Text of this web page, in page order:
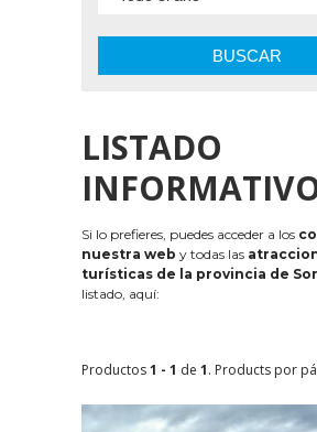
BUSCAR
LISTADO
Si lo prefieres, puedes acceder a los
nuestra web y todas las
turísticas de la provincia de
listado, aquí:
Productos1 - 1 de 1. Products por